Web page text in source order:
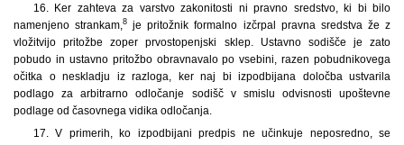
16. Ker zahteva za varstvo zakonitosti ni pravno sredstvo, ki bi bilo
namenjeno strankam,8 je pritožnik formalno izčrpal pravna sredstva že z
vložitvijo pritožbe zoper prvostopenjski sklep. Ustavno sodišče je zato
pobudo in ustavno pritožbo obravnavalo po vsebini, razen pobudnikovega
očitka o neskladju iz razloga, ker naj bi izpodbijana določba ustvarila
podlago za arbitrarno odločanje sodišč v smislu odvisnosti upoštevne
podlage od časovnega vidika odločanja.
17. V primerih, ko izpodbijani predpis ne učinkuje neposredno, se